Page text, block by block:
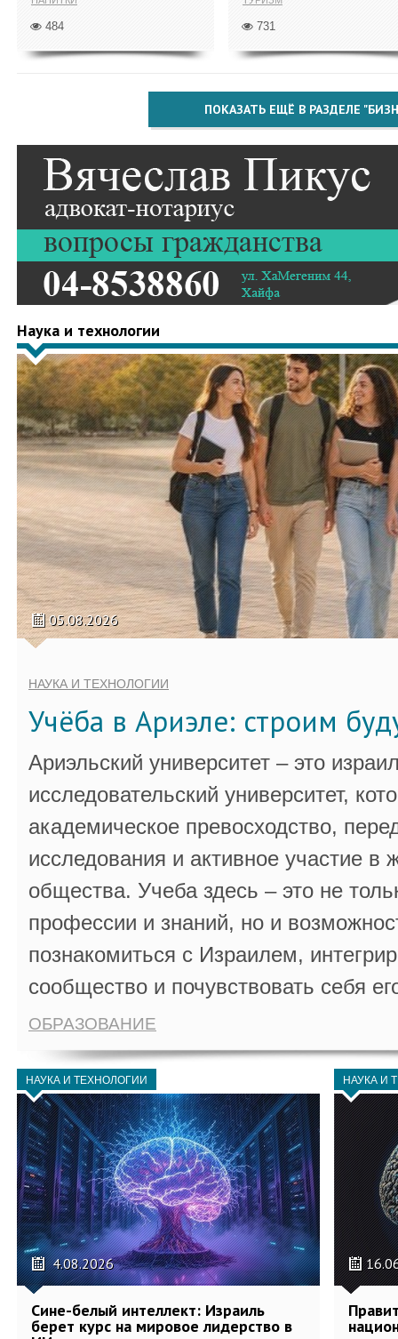
484 731
ПОКАЗАТЬ ЕЩЁ В РАЗДЕЛЕ
Наука и технологии
05.08.2026
НАУКА И ТЕХНОЛОГИИ
Учёба в Ариэле: строим
Ариэльский университет – это
исследовательский университет,
академическое превосходство,
исследования и активное участие в
общества. Учеба здесь – это не
профессии и знаний, но и
познакомиться с Израилем,
сообщество и почувствовать себя
ОБРАЗОВАНИЕ
НАУКА И ТЕХНОЛОГИИ
4.08.2026
Сине-белый интеллект: Израиль
берет курс на мировое лидерство в
НАУКА И